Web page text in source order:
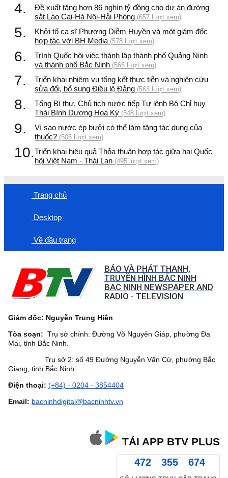
4.
Đề xuất tăng hơn 86 nghìn tỷ đồng cho dự án đường
sắt Lào Cai-Hà Nội-Hải Phòng (657 lượt xem)
5.
Khởi tố ca sĩ Phương Diễm Huyền và một giám đốc
hợp tác với BH Media (578 lượt xem)
6.
Trình Quốc hội việc thành lập thành phố Quảng Ninh
và thành phố Bắc Ninh (566 lượt xem)
7.
Triển khai nhiệm vụ tổng kết thực tiễn và nghiên cứu
sửa đổi, bổ sung Điều lệ Đảng (563 lượt xem)
8.
Tổng Bí thư, Chủ tịch nước tiếp Tư lệnh Bộ Chỉ huy
Thái Bình Dương Hoa Kỳ (548 lượt xem)
9.
Vì sao nước ép bưởi có thể làm tăng tác dụng của
thuốc? (505 lượt xem)
10.Triển khai hiệu quả Thỏa thuận hợp tác giữa hai Quốc
hội Việt Nam - Thái Lan (495 lượt xem)
Trang chủ
Desktop
Về đầu trang
BÁO VÀ PHÁT THANH,
TRUYỀN HÌNH BẮC NINH
BAC NINH NEWSPAPER AND
RADIO - TELEVISION
Giám đốc: Nguyễn Trung Hiền
Tòa soạn: Trụ sở chính: Đường Võ Nguyên Giáp, phường Đa
Mai, tỉnh Bắc Ninh.
Trụ sở 2: số 49 Đường Nguyễn Văn Cừ, phường Bắc
Giang, tỉnh Bắc Ninh
Điện thoại: (+84) - 0204 - 3854404
Email: bacninhdigital@bacninhtv.vn
TẢI APP BTV PLUS
472 355 674